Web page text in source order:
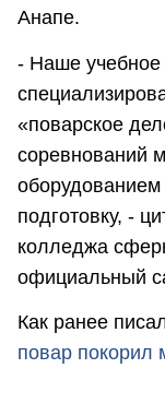
Анапе.
- Наше учебное
«поварское
соревнований
подготовку, -
колледжа
официальный
Как ранее
повар покорил